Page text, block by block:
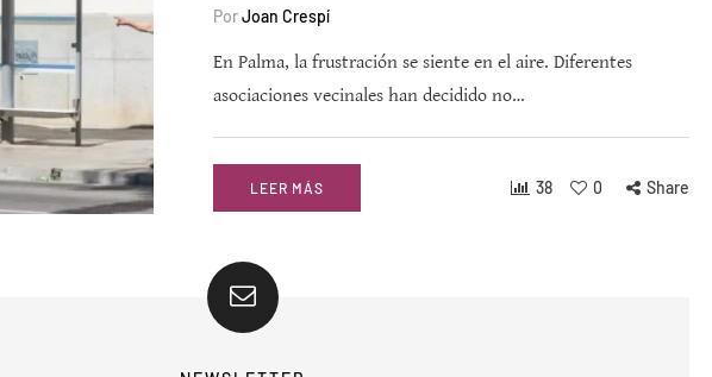
PorJoan Crespí
En Palma, la frustración se siente en el aire. Diferentes
asociaciones vecinales han decidido no…
LEER MÁS 38 0 Share